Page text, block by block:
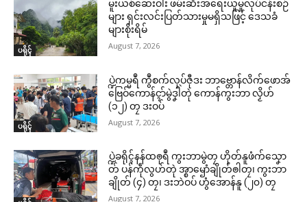
ပရိုၚ်
မူးယစ်ဆေးဝါး ဖမ်းဆီးအရေးယူမှုလုပ်ငန်းစဉ်
များ ရှင်းလင်းပြတ်သားမှုမရှိသဖြင့် ဒေသခံ
များစိုးရိမ်
August 7, 2026
ပရိုၚ်
ပ္ဍဲကမ္မရဳ ကွဳစက်လုပ်ဇီုဒး ဘာဗ္တောန်လိက်ဖောအ်
ဗြေဝ်ကောန်ၚာ်မွဲဒၞါဲတုဲ ကောန်ကွးဘာ လၟိဟ်
(၁၂) တၠ ဒးဝပ်
August 7, 2026
ပ္ဍဲခရိုၚ်နန်ထၜုရဳ ကွးဘာမွဲတၠ ဟိုတ်နူဖံက်သၞော
တ် ပန်ကဵုလွဟ်တုဲ အ္စာၝောံချိုတ်ၜါတၠ၊ ကွးဘာ
ချိုတ် (၄) တၠ၊ ဒးဘဲဝပ် ဟွံအောန်နူ (၂၀) တၠ
August 7, 2026